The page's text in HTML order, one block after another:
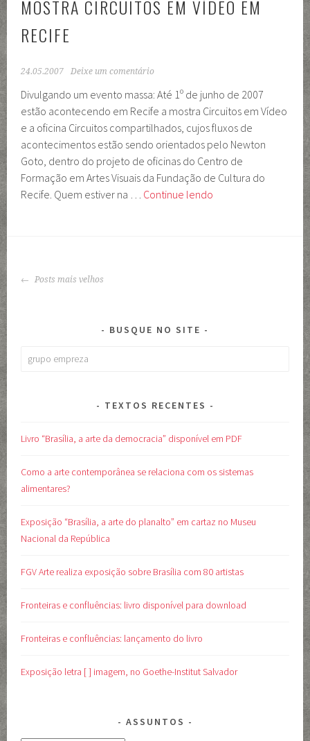
participe
MOSTRA CIRCUITOS EM VÍDEO EM
RECIFE
24.05.2007 Deixe um comentário
Divulgando um evento massa: Até 1º de junho de 2007
estão acontecendo em Recife a mostra Circuitos em Vídeo
e a oficina Circuitos compartilhados, cujos fluxos de
acontecimentos estão sendo orientados pelo Newton
Goto, dentro do projeto de oficinas do Centro de
Formação em Artes Visuais da Fundação de Cultura do
Recife. Quem estiver na … Continue lendo
NAVEGAÇÃO
Posts mais velhos
BUSQUE NO SITE
TEXTOS RECENTES
Livro “Brasília, a arte da democracia” disponível em PDF
Como a arte contemporânea se relaciona com os sistemas
alimentares?
Exposição “Brasília, a arte do planalto” em cartaz no Museu
Nacional da República
FGV Arte realiza exposição sobre Brasília com 80 artistas
Fronteiras e confluências: livro disponível para download
Fronteiras e confluências: lançamento do livro
Exposição letra [ ] imagem, no Goethe-Institut Salvador
ASSUNTOS